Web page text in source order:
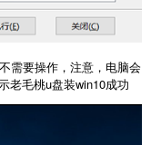
需要操作，注意，电脑会
老毛桃u盘装win10成功